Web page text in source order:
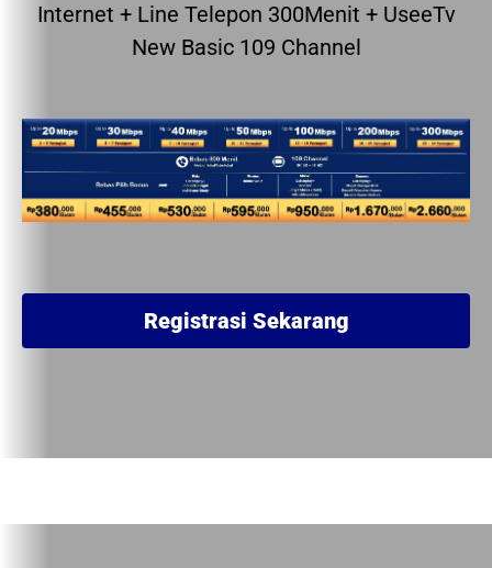
Internet + Line Telepon 300Menit + UseeTv
New Basic 109 Channel
Registrasi Sekarang